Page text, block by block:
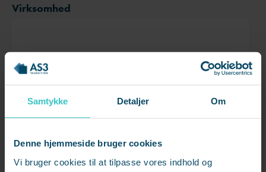
Samtykke Detaljer Om
Denne hjemmeside bruger cookies
Vi bruger cookies til at tilpasse vores indhold og
Virksomhed
forespørgsel. Se voresdatabeskyttelsespolitik